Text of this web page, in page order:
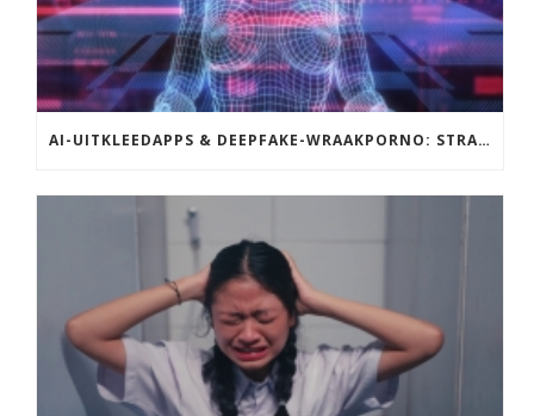
AI-UITKLEEDAPPS & DEEPFAKE-WRAAKPORNO: STRAFBAAR?